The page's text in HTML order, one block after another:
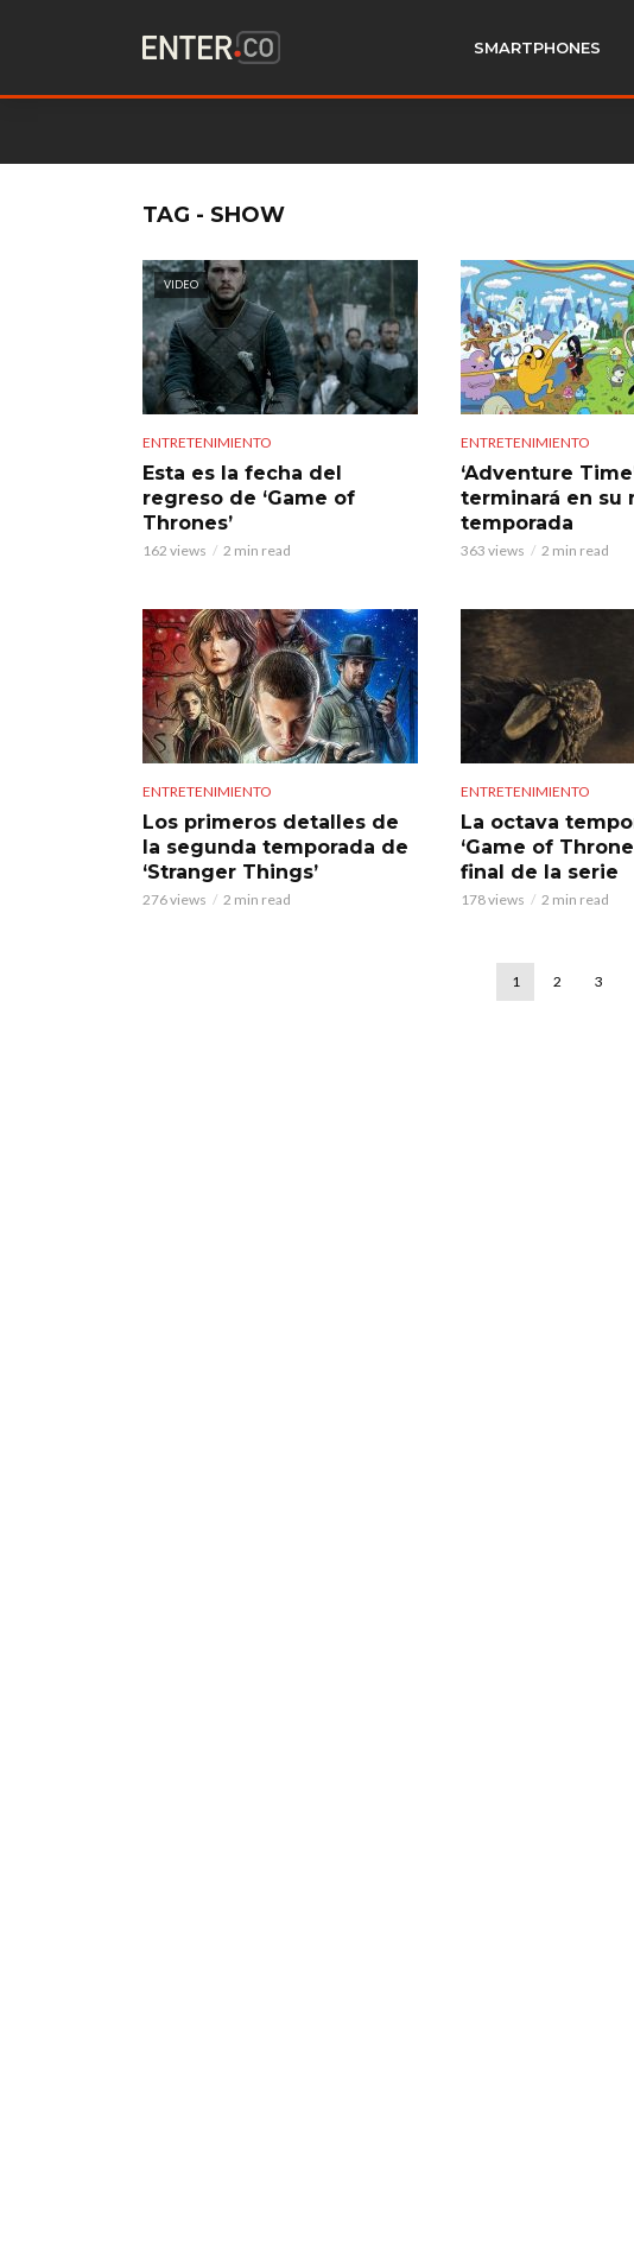
SMARTPHONES
TAG - SHOW
VIDEO
ENTRETENIMIENTO
Esta es la fecha del
regreso de ‘Game of
Thrones’
162 views 2 min read
ENTRETENIMIENTO
‘Adventure
terminará en su
temporada
363 views 2 min read
ENTRETENIMIENTO
Los primeros detalles de
la segunda temporada de
‘Stranger Things’
276 views 2 min read
ENTRETENIMIENTO
La octava
‘Game of
final de la serie
178 views 2 min read
1 2 3